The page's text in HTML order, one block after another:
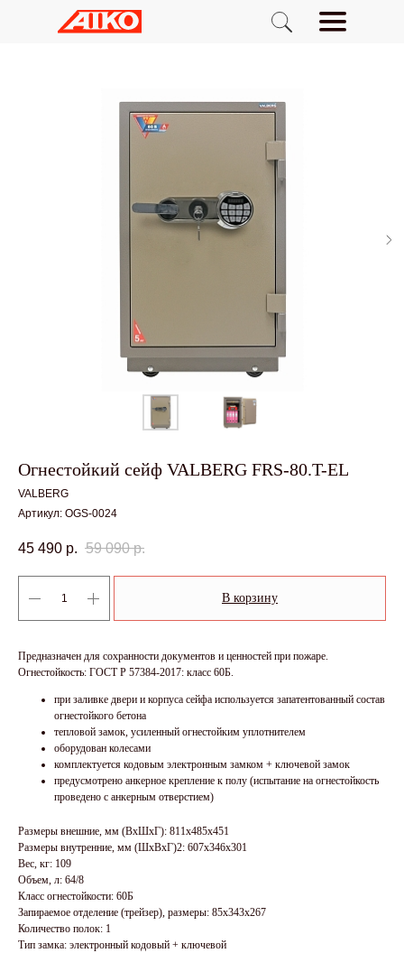
Огнестойкий сейф VALBERG FRS-80.T-EL
VALBERG
Артикул: OGS-0024
45 490 р. 59 090 р.
В корзину
Предназначен для сохранности документов и ценностей при пожаре.
Огнестойкость: ГОСТ Р 57384-2017: класс 60Б.
при заливке двери и корпуса сейфа используется запатентованный состав
огнестойкого бетона
тепловой замок, усиленный огнестойким уплотнителем
оборудован колесами
комплектуется кодовым электронным замком + ключевой замок
предусмотрено анкерное крепление к полу (испытание на огнестойкость
проведено с анкерным отверстием)
Размеры внешние, мм (ВхШхГ): 811x485x451
Размеры внутренние, мм (ШхВхГ)2: 607x346x301
Вес, кг: 109
Объем, л: 64/8
Класс огнестойкости: 60Б
Запираемое отделение (трейзер), размеры: 85х343х267
Количество полок: 1
Тип замка: электронный кодовый + ключевой